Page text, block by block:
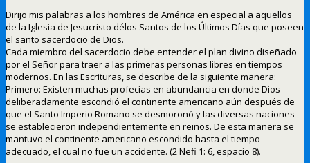
Dirijo mis palabras a los hombres de América en especial a aquellos
de la Iglesia de Jesucristo délos Santos de los Últimos Días que poseen
el santo sacerdocio de Dios.
Cada miembro del sacerdocio debe entender el plan divino diseñado
por el Señor para traer a las primeras personas libres en tiempos
modernos. En las Escrituras, se describe de la siguiente manera:
Primero: Existen muchas profecías en abundancia en donde Dios
deliberadamente escondió el continente americano aún después de
que el Santo Imperio Romano se desmoronó y las diversas naciones
se establecieron independientemente en reinos. De esta manera se
mantuvo el continente americano escondido hasta el tiempo
adecuado, el cual no fue un accidente. (2 Nefi 1: 6, espacio 8).